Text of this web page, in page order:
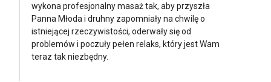
wykona profesjonalny masaż tak, aby przyszła
Panna Młoda i druhny zapomniały na chwilę o
istniejącej rzeczywistości, oderwały się od
problemów i poczuły pełen relaks, który jest Wam
teraz tak niezbędny.